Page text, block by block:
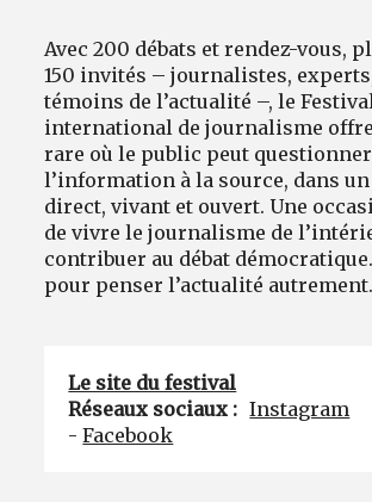
Avec 200 débats et rendez-vous,
150 invités – journalistes,
témoins de l’actualité –, le Festival
international de journalisme
rare où le public peut questionner
l’information à la source, dans
direct, vivant et ouvert. Une
de vivre le journalisme de
contribuer au débat
pour penser l’actualité autrement.
Le site du festival
Réseaux sociaux : Instagram
-Facebook